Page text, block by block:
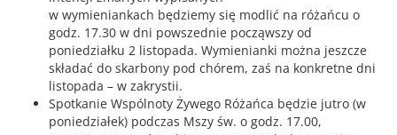
w wymieniankach będziemy się modlić na różańcu o
godz. 17.30 w dni powszednie począwszy od
poniedziałku 2 listopada. Wymienianki można jeszcze
składać do skarbony pod chórem, zaś na konkretne dni
listopada – w zakrystii.
Spotkanie Wspólnoty Żywego Różańca będzie jutro (w
poniedziałek) podczas Mszy św. o godz. 17.00,